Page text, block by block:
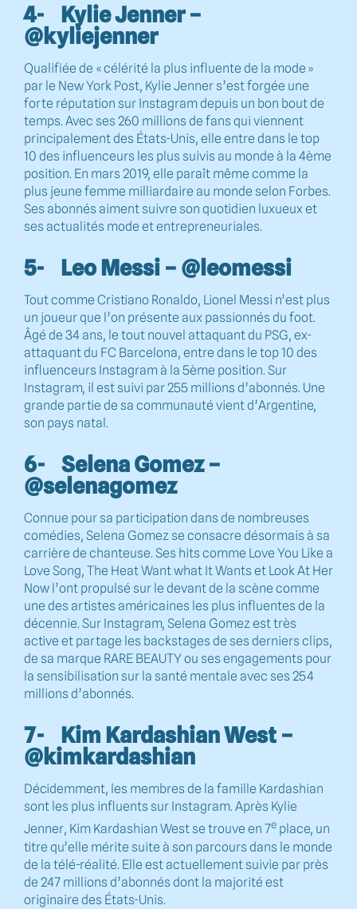
4- Kylie Jenner –
@kyliejenner
Qualifiée de « célérité la plus influente de la mode »
par le New York Post, Kylie Jenner s’est forgée une
forte réputation sur Instagram depuis un bon bout de
temps. Avec ses 260 millions de fans qui viennent
principalement des États-Unis, elle entre dans le top
10 des influenceurs les plus suivis au monde à la 4ème
position. En mars 2019, elle paraît même comme la
plus jeune femme milliardaire au monde selon Forbes.
Ses abonnés aiment suivre son quotidien luxueux et
ses actualités mode et entrepreneuriales.
5- Leo Messi – @leomessi
Tout comme Cristiano Ronaldo, Lionel Messi n’est plus
un joueur que l’on présente aux passionnés du foot.
Âgé de 34 ans, le tout nouvel attaquant du PSG, ex-
attaquant du FC Barcelona, entre dans le top 10 des
influenceurs Instagram à la 5ème position. Sur
Instagram, il est suivi par 255 millions d’abonnés. Une
grande partie de sa communauté vient d’Argentine,
son pays natal.
6- Selena Gomez –
@selenagomez
Connue pour sa participation dans de nombreuses
comédies, Selena Gomez se consacre désormais à sa
carrière de chanteuse. Ses hits comme Love You Like a
Love Song, The Heat Want what It Wants et Look At Her
Now l’ont propulsé sur le devant de la scène comme
une des artistes américaines les plus influentes de la
décennie. Sur Instagram, Selena Gomez est très
active et partage les backstages de ses derniers clips,
de sa marque RARE BEAUTY ou ses engagements pour
la sensibilisation sur la santé mentale avec ses 254
millions d’abonnés.
7- Kim Kardashian West –
@kimkardashian
Décidemment, les membres de la famille Kardashian
sont les plus influents sur Instagram. Après Kylie
Jenner, Kim Kardashian West se trouve en 7e place, un
titre qu’elle mérite suite à son parcours dans le monde
de la télé-réalité. Elle est actuellement suivie par près
de 247 millions d’abonnés dont la majorité est
originaire des États-Unis.